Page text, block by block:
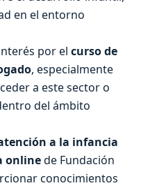
en el entorno
por el curso de
, especialmente
a este sector o
del ámbito
a la infancia
onlinede Fundación
conocimientos